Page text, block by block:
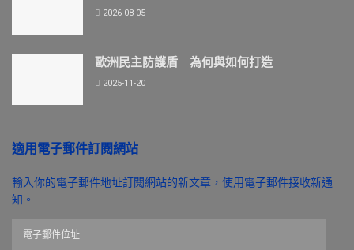
2026-08-05
歐洲民主防護盾 為何與如何打造
2025-11-20
適用電子郵件訂閱網站
輸入你的電子郵件地址訂閱網站的新文章，使用電子郵件接收新通
知。